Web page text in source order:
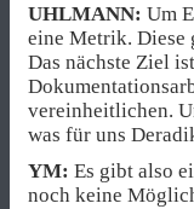
UHLMANN: Um
eine Metrik. Diese
Das nächste Ziel
vereinheitlichen.
was für uns
YM: Es gibt also
noch keine